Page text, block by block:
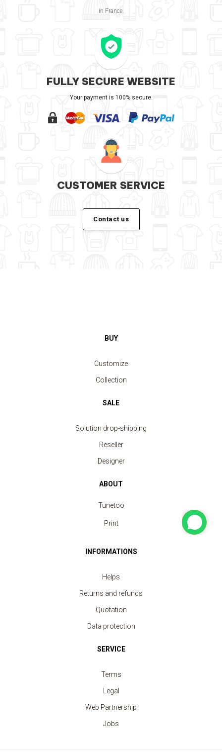
in France.
FULLY SECURE WEBSITE
Your payment is 100% secure.
CUSTOMER SERVICE
Contact us
BUY
Customize
Collection
SALE
Solution drop-shipping
Reseller
Designer
ABOUT
Tunetoo
Print
INFORMATIONS
Helps
Returns and refunds
Quotation
Data protection
SERVICE
Terms
Legal
Web Partnership
Jobs